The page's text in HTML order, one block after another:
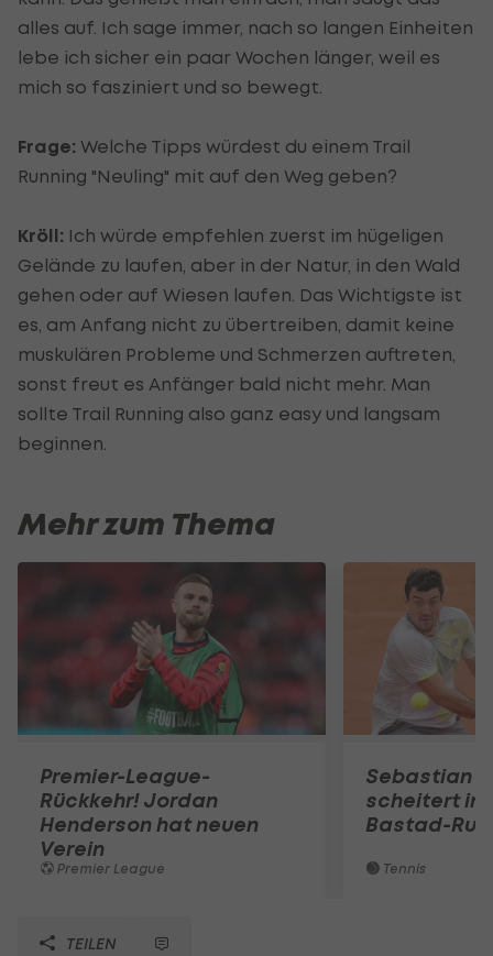
alles auf. Ich sage immer, nach so langen Einheiten
lebe ich sicher ein paar Wochen länger, weil es
mich so fasziniert und so bewegt.
Frage: Welche Tipps würdest du einem Trail
Running "Neuling" mit auf den Weg geben?
Kröll: Ich würde empfehlen zuerst im hügeligen
Gelände zu laufen, aber in der Natur, in den Wald
gehen oder auf Wiesen laufen. Das Wichtigste ist
es, am Anfang nicht zu übertreiben, damit keine
muskulären Probleme und Schmerzen auftreten,
sonst freut es Anfänger bald nicht mehr. Man
sollte Trail Running also ganz easy und langsam
beginnen.
Mehr zum Thema
Premier-League-
Rückkehr! Jordan
Henderson hat neuen
Verein
Premier League
Sebastian
scheitert in
Bastad-
Tennis
TEILEN